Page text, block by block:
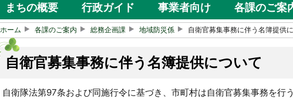
まちの概要 行政ガイド 事業者向け 各課のご案
ホーム 各課のご案内 総務企画課 地域防災係 自衛官募集事務に伴う名簿提供
自衛官募集事務に伴う名簿提供について
自衛隊法第97条および同施行令に基づき、市町村は自衛官募集事務を行